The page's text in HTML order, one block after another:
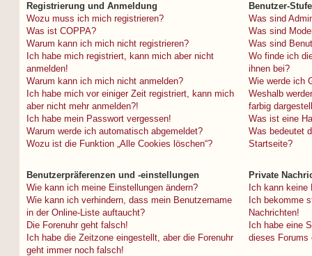
Registrierung und Anmeldung
Wozu muss ich mich registrieren?
Was ist COPPA?
Warum kann ich mich nicht registrieren?
Ich habe mich registriert, kann mich aber nicht
anmelden!
Warum kann ich mich nicht anmelden?
Ich habe mich vor einiger Zeit registriert, kann mich
aber nicht mehr anmelden?!
Ich habe mein Passwort vergessen!
Warum werde ich automatisch abgemeldet?
Wozu ist die Funktion „Alle Cookies löschen“?
Benutzerpräferenzen und -einstellungen
Wie kann ich meine Einstellungen ändern?
Wie kann ich verhindern, dass mein Benutzername
in der Online-Liste auftaucht?
Die Forenuhr geht falsch!
Ich habe die Zeitzone eingestellt, aber die Forenuhr
geht immer noch falsch!
Benutzer-
Was sind
Was sind
Was sind
Wo finde ich
ihnen bei?
Wie werde ich
Weshalb
farbig
Was ist eine
Was bedeutet
Startseite?
Private
Ich kann keine
Ich bekomme
Nachrichten!
Ich habe eine
dieses Forums